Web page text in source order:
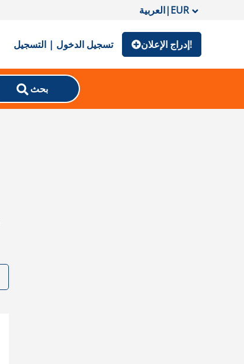
العربية|EUR
تسجيل الدخول | التسجيل إدراج الإعلان!
بحث